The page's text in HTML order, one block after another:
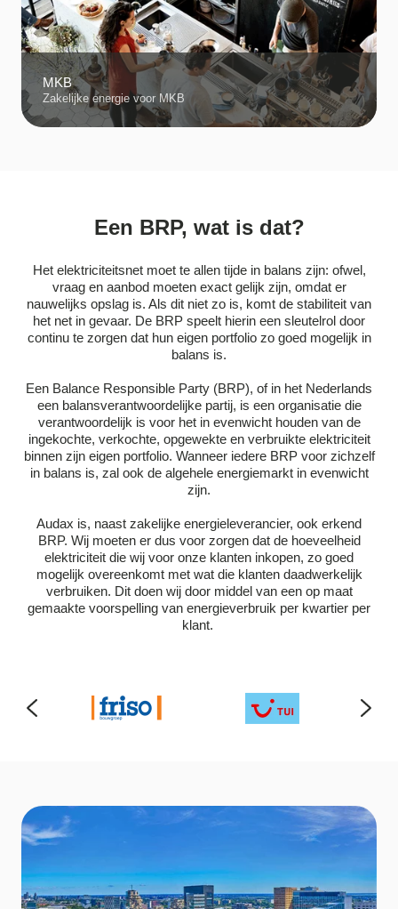
MKB
Zakelijke energie voor MKB
Een BRP, wat is dat?
Het elektriciteitsnet moet te allen tijde in balans zijn: ofwel,
vraag en aanbod moeten exact gelijk zijn, omdat er
nauwelijks opslag is. Als dit niet zo is, komt de stabiliteit van
het net in gevaar. De BRP speelt hierin een sleutelrol door
continu te zorgen dat hun eigen portfolio zo goed mogelijk in
balans is.
Een Balance Responsible Party (BRP), of in het Nederlands
een balansverantwoordelijke partij, is een organisatie die
verantwoordelijk is voor het in evenwicht houden van de
ingekochte, verkochte, opgewekte en verbruikte elektriciteit
binnen zijn eigen portfolio. Wanneer iedere BRP voor zichzelf
in balans is, zal ook de algehele energiemarkt in evenwicht
zijn.
Audax is, naast zakelijke energieleverancier, ook erkend
BRP. Wij moeten er dus voor zorgen dat de hoeveelheid
elektriciteit die wij voor onze klanten inkopen, zo goed
mogelijk overeenkomt met wat die klanten daadwerkelijk
verbruiken. Dit doen wij door middel van een op maat
gemaakte voorspelling van energieverbruik per kwartier per
klant.